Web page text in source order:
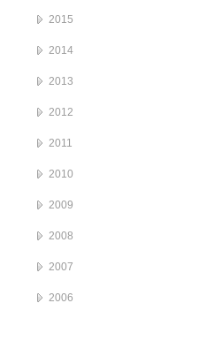
2015
2014
2013
2012
2011
2010
2009
2008
2007
2006